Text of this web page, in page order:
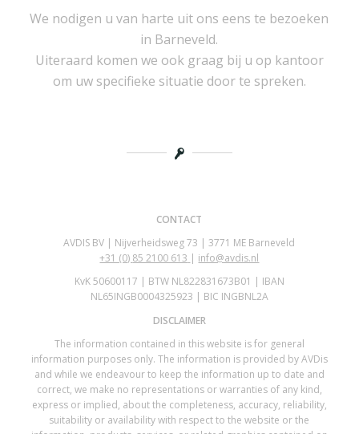
We nodigen u van harte uit ons eens te bezoeken
in Barneveld.
Uiteraard komen we ook graag bij u op kantoor
om uw specifieke situatie door te spreken.
CONTACT
AVDIS BV | Nijverheidsweg 73 | 3771 ME Barneveld
+31 (0) 85 2100 613 | info@avdis.nl
KvK 50600117 | BTW NL822831673B01 | IBAN
NL65INGB0004325923 | BIC INGBNL2A
DISCLAIMER
The information contained in this website is for general
information purposes only. The information is provided by AVDis
and while we endeavour to keep the information up to date and
correct, we make no representations or warranties of any kind,
express or implied, about the completeness, accuracy, reliability,
suitability or availability with respect to the website or the